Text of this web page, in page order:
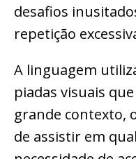
desafios
repetição
A linguagem
piadas visuais
grande contexto,
de assistir em